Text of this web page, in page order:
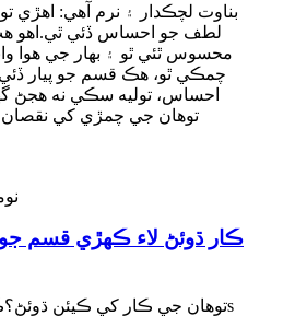
لطف جو احساس ڏئي ٿي.اهو
محسوس ٿئي ٿو ۽ بهار جي هوا
چمڪي ٿو، هڪ قسم جو پيار
احساس، توليه سڪي نه هجڻ
نومبر
ڪار ڌوئڻ لاء ڪهڙي قسم جو